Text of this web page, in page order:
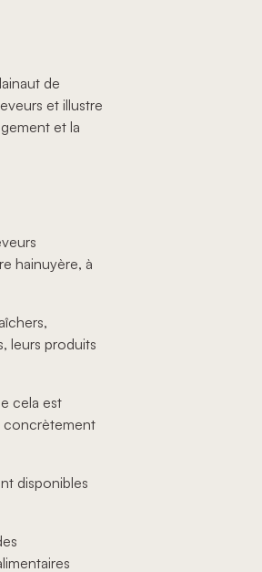
de
et illustre
et la
hainuyère, à
leurs produits
cela est
concrètement
disponibles